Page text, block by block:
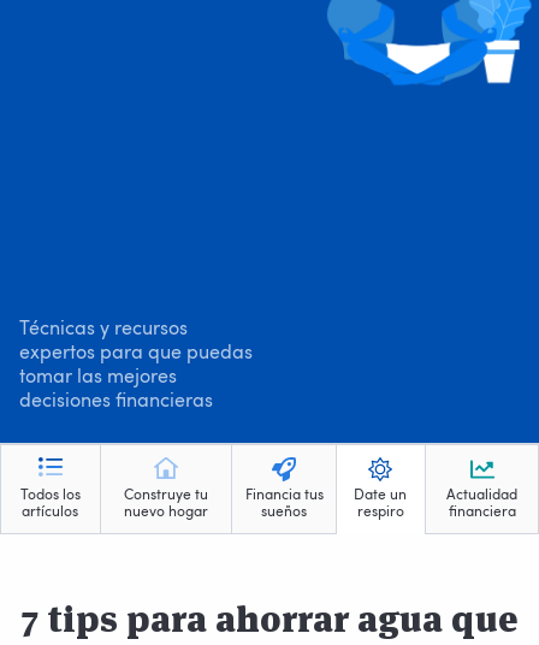
Técnicas y recursos
expertos para que puedas
tomar las mejores
decisiones financieras
Todos los
artículos
Construye tu
nuevo hogar
Financia tus
sueños
Date un
respiro
Actualidad
financiera
7 tips para ahorrar agua que